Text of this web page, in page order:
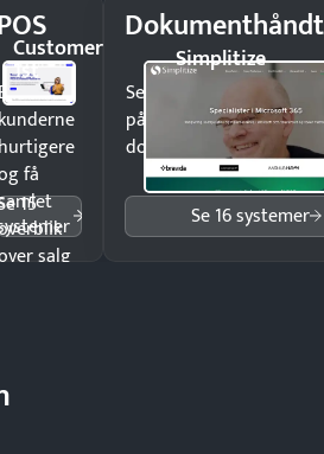
Customer
1st
Ekspedér
kunderne
hurtigere
få
salg
15
Simplitize
Send kontrakter til
på minutter og mist
dokumenter.
Se 16 systemer